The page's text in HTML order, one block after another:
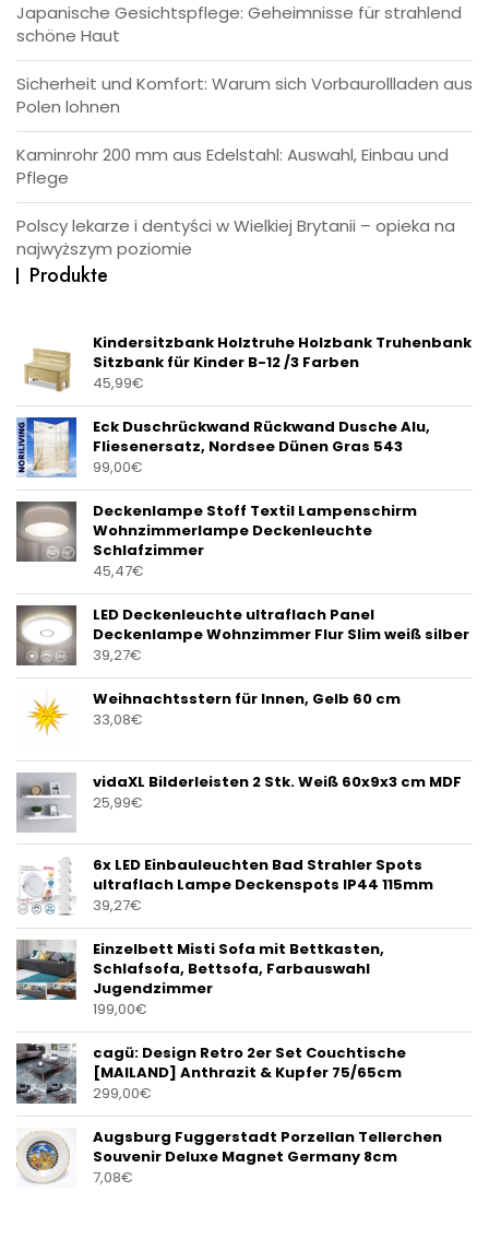
Japanische Gesichtspflege: Geheimnisse für strahlend
schöne Haut
Sicherheit und Komfort: Warum sich Vorbaurollladen aus
Polen lohnen
Kaminrohr 200 mm aus Edelstahl: Auswahl, Einbau und
Pflege
Polscy lekarze i dentyści w Wielkiej Brytanii – opieka na
najwyższym poziomie
Produkte
Kindersitzbank Holztruhe Holzbank Truhenbank
Sitzbank für Kinder B-12 /3 Farben
45,99€
Eck Duschrückwand Rückwand Dusche Alu,
Fliesenersatz, Nordsee Dünen Gras 543
99,00€
Deckenlampe Stoff Textil Lampenschirm
Wohnzimmerlampe Deckenleuchte
Schlafzimmer
45,47€
LED Deckenleuchte ultraflach Panel
Deckenlampe Wohnzimmer Flur Slim weiß silber
39,27€
Weihnachtsstern für Innen, Gelb 60 cm
33,08€
vidaXL Bilderleisten 2 Stk. Weiß 60x9x3 cm MDF
25,99€
6x LED Einbauleuchten Bad Strahler Spots
ultraflach Lampe Deckenspots IP44 115mm
39,27€
Einzelbett Misti Sofa mit Bettkasten,
Schlafsofa, Bettsofa, Farbauswahl
Jugendzimmer
199,00€
cagü: Design Retro 2er Set Couchtische
[MAILAND] Anthrazit & Kupfer 75/65cm
299,00€
Augsburg Fuggerstadt Porzellan Tellerchen
Souvenir Deluxe Magnet Germany 8cm
7,08€